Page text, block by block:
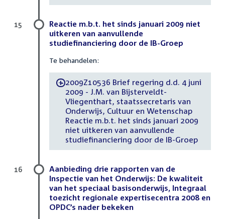
Reactie m.b.t. het sinds januari 2009 niet
uitkeren van aanvullende
studiefinanciering door de IB-Groep
Te behandelen:
-2009Z10536 Brief regering d.d. 4 juni
2009 - J.M. van Bijsterveldt-
Vliegenthart, staatssecretaris van
Onderwijs, Cultuur en Wetenschap
Reactie m.b.t. het sinds januari 2009
niet uitkeren van aanvullende
studiefinanciering door de IB-Groep
15
Aanbieding drie rapporten van de
Inspectie van het Onderwijs: De kwaliteit
van het speciaal basisonderwijs, Integraal
toezicht regionale expertisecentra 2008 en
OPDC’s nader bekeken
16